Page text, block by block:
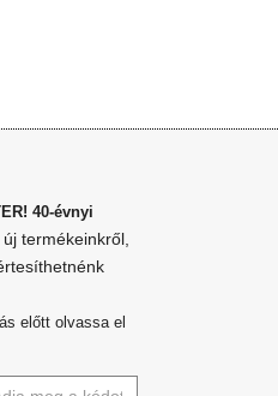
40-évnyi
termékeinkről,
előtt olvassa el